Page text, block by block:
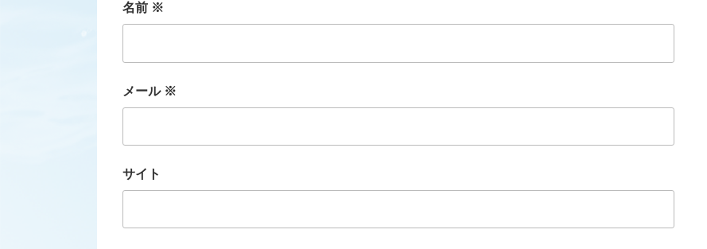
名前 ※
メール ※
サイト